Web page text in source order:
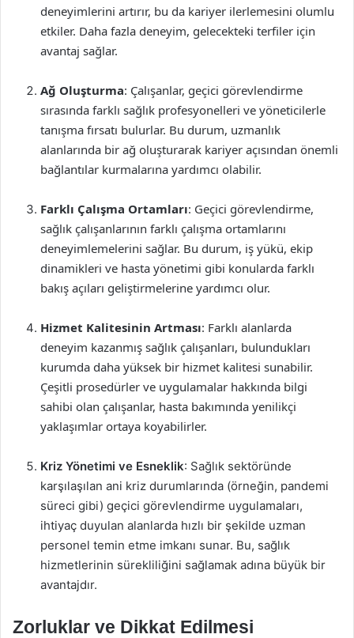
deneyimlerini artırır, bu da kariyer ilerlemesini olumlu
etkiler. Daha fazla deneyim, gelecekteki terfiler için
avantaj sağlar.
Ağ Oluşturma: Çalışanlar, geçici görevlendirme
sırasında farklı sağlık profesyonelleri ve yöneticilerle
tanışma fırsatı bulurlar. Bu durum, uzmanlık
alanlarında bir ağ oluşturarak kariyer açısından önemli
bağlantılar kurmalarına yardımcı olabilir.
Farklı Çalışma Ortamları: Geçici görevlendirme,
sağlık çalışanlarının farklı çalışma ortamlarını
deneyimlemelerini sağlar. Bu durum, iş yükü, ekip
dinamikleri ve hasta yönetimi gibi konularda farklı
bakış açıları geliştirmelerine yardımcı olur.
Hizmet Kalitesinin Artması: Farklı alanlarda
deneyim kazanmış sağlık çalışanları, bulundukları
kurumda daha yüksek bir hizmet kalitesi sunabilir.
Çeşitli prosedürler ve uygulamalar hakkında bilgi
sahibi olan çalışanlar, hasta bakımında yenilikçi
yaklaşımlar ortaya koyabilirler.
Kriz Yönetimi ve Esneklik: Sağlık sektöründe
karşılaşılan ani kriz durumlarında (örneğin, pandemi
süreci gibi) geçici görevlendirme uygulamaları,
ihtiyaç duyulan alanlarda hızlı bir şekilde uzman
personel temin etme imkanı sunar. Bu, sağlık
hizmetlerinin sürekliliğini sağlamak adına büyük bir
avantajdır.
Zorluklar ve Dikkat Edilmesi